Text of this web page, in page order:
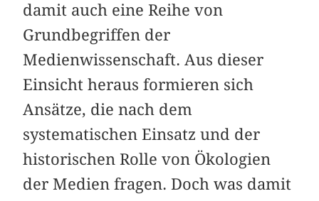
damit auch eine Reihe von
Grundbegriffen der
Medienwissenschaft. Aus dieser
Einsicht heraus formieren sich
Ansätze, die nach dem
systematischen Einsatz und der
historischen Rolle von Ökologien
der Medien fragen. Doch was damit